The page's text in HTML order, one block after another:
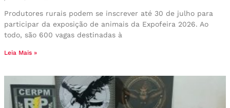
Produtores rurais podem se inscrever até 30 de julho para
participar da exposição de animais da Expofeira 2026. Ao
todo, são 600 vagas destinadas à
Leia Mais »